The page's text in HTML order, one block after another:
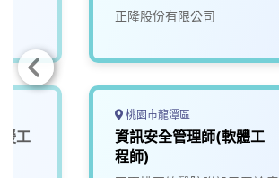
工
正隆股份有限公司
桃園市龍潭區
資訊安全管理師(軟體工
程師)